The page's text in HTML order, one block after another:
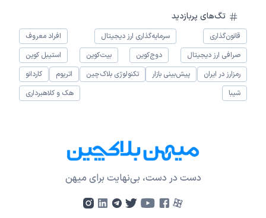
تگ‌های پربازدید
قانون‌گذاری سرمایه‌گذاری ارز دیجیتال
افراد معروف
صرافی ارز دیجیتال
دوج‌کوین بیت‌کوین
استیبل کوین
رمزارز در ایران
پیش‌بینی بازار تکنولوژی بلاک‌چین اتریوم
کاردانو
شیبا
هک و کلاهبرداری
دست در دست، بی‌نهایت برای میهن